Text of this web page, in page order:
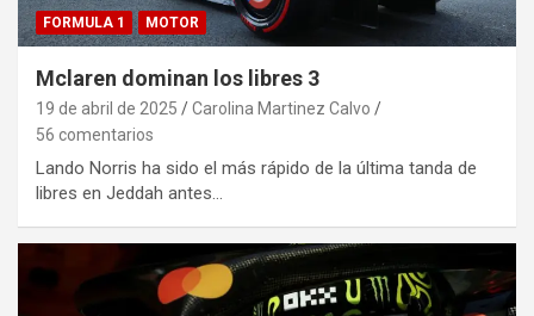
FORMULA 1 MOTOR
Mclaren dominan los libres 3
19 de abril de 2025
Carolina Martinez Calvo
56 comentarios
Lando Norris ha sido el más rápido de la última tanda de
libres en Jeddah antes…